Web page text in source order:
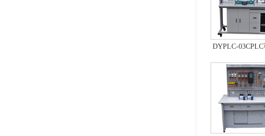
DYPLC-
统、自动控制原
实验台